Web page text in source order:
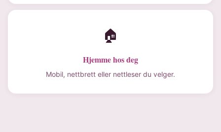
🏠
Hjemme hos deg
Mobil, nettbrett eller nettleser du velger.